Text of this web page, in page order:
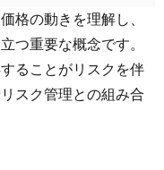
格の動きを理解し、
つ重要な概念です。
ることがリスクを伴
スク管理との組み合